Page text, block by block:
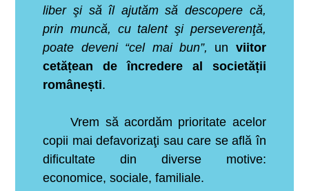
liber şi să îl ajutăm să descopere că,
prin muncă, cu talent şi perseverenţă,
poate deveni “cel mai bun”, un viitor
cetățean de încredere al societății
românești.
Vrem să acordăm prioritate acelor
copii mai defavorizaţi sau care se află în
dificultate din diverse motive:
economice, sociale, familiale.